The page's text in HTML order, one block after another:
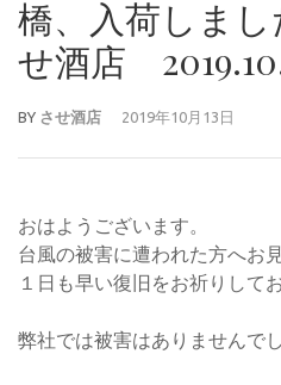
橋、入荷しまし
せ酒店
BY させ酒店 2019年10月13日
おはようございます。
台風の被害に遭われた方へお
１日も早い復旧をお祈りして
弊社では被害はありませんでし